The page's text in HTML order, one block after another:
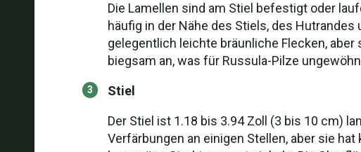
Die Lamellen sind am Stiel befestigt oder
häufig in der Nähe des Stiels, des
gelegentlich leichte bräunliche Flecken,
biegsam an, was für Russula-Pilze
Stiel
Der Stiel ist 1.18 bis 3.94 Zoll (3 bis 10 cm)
Verfärbungen an einigen Stellen, aber sie